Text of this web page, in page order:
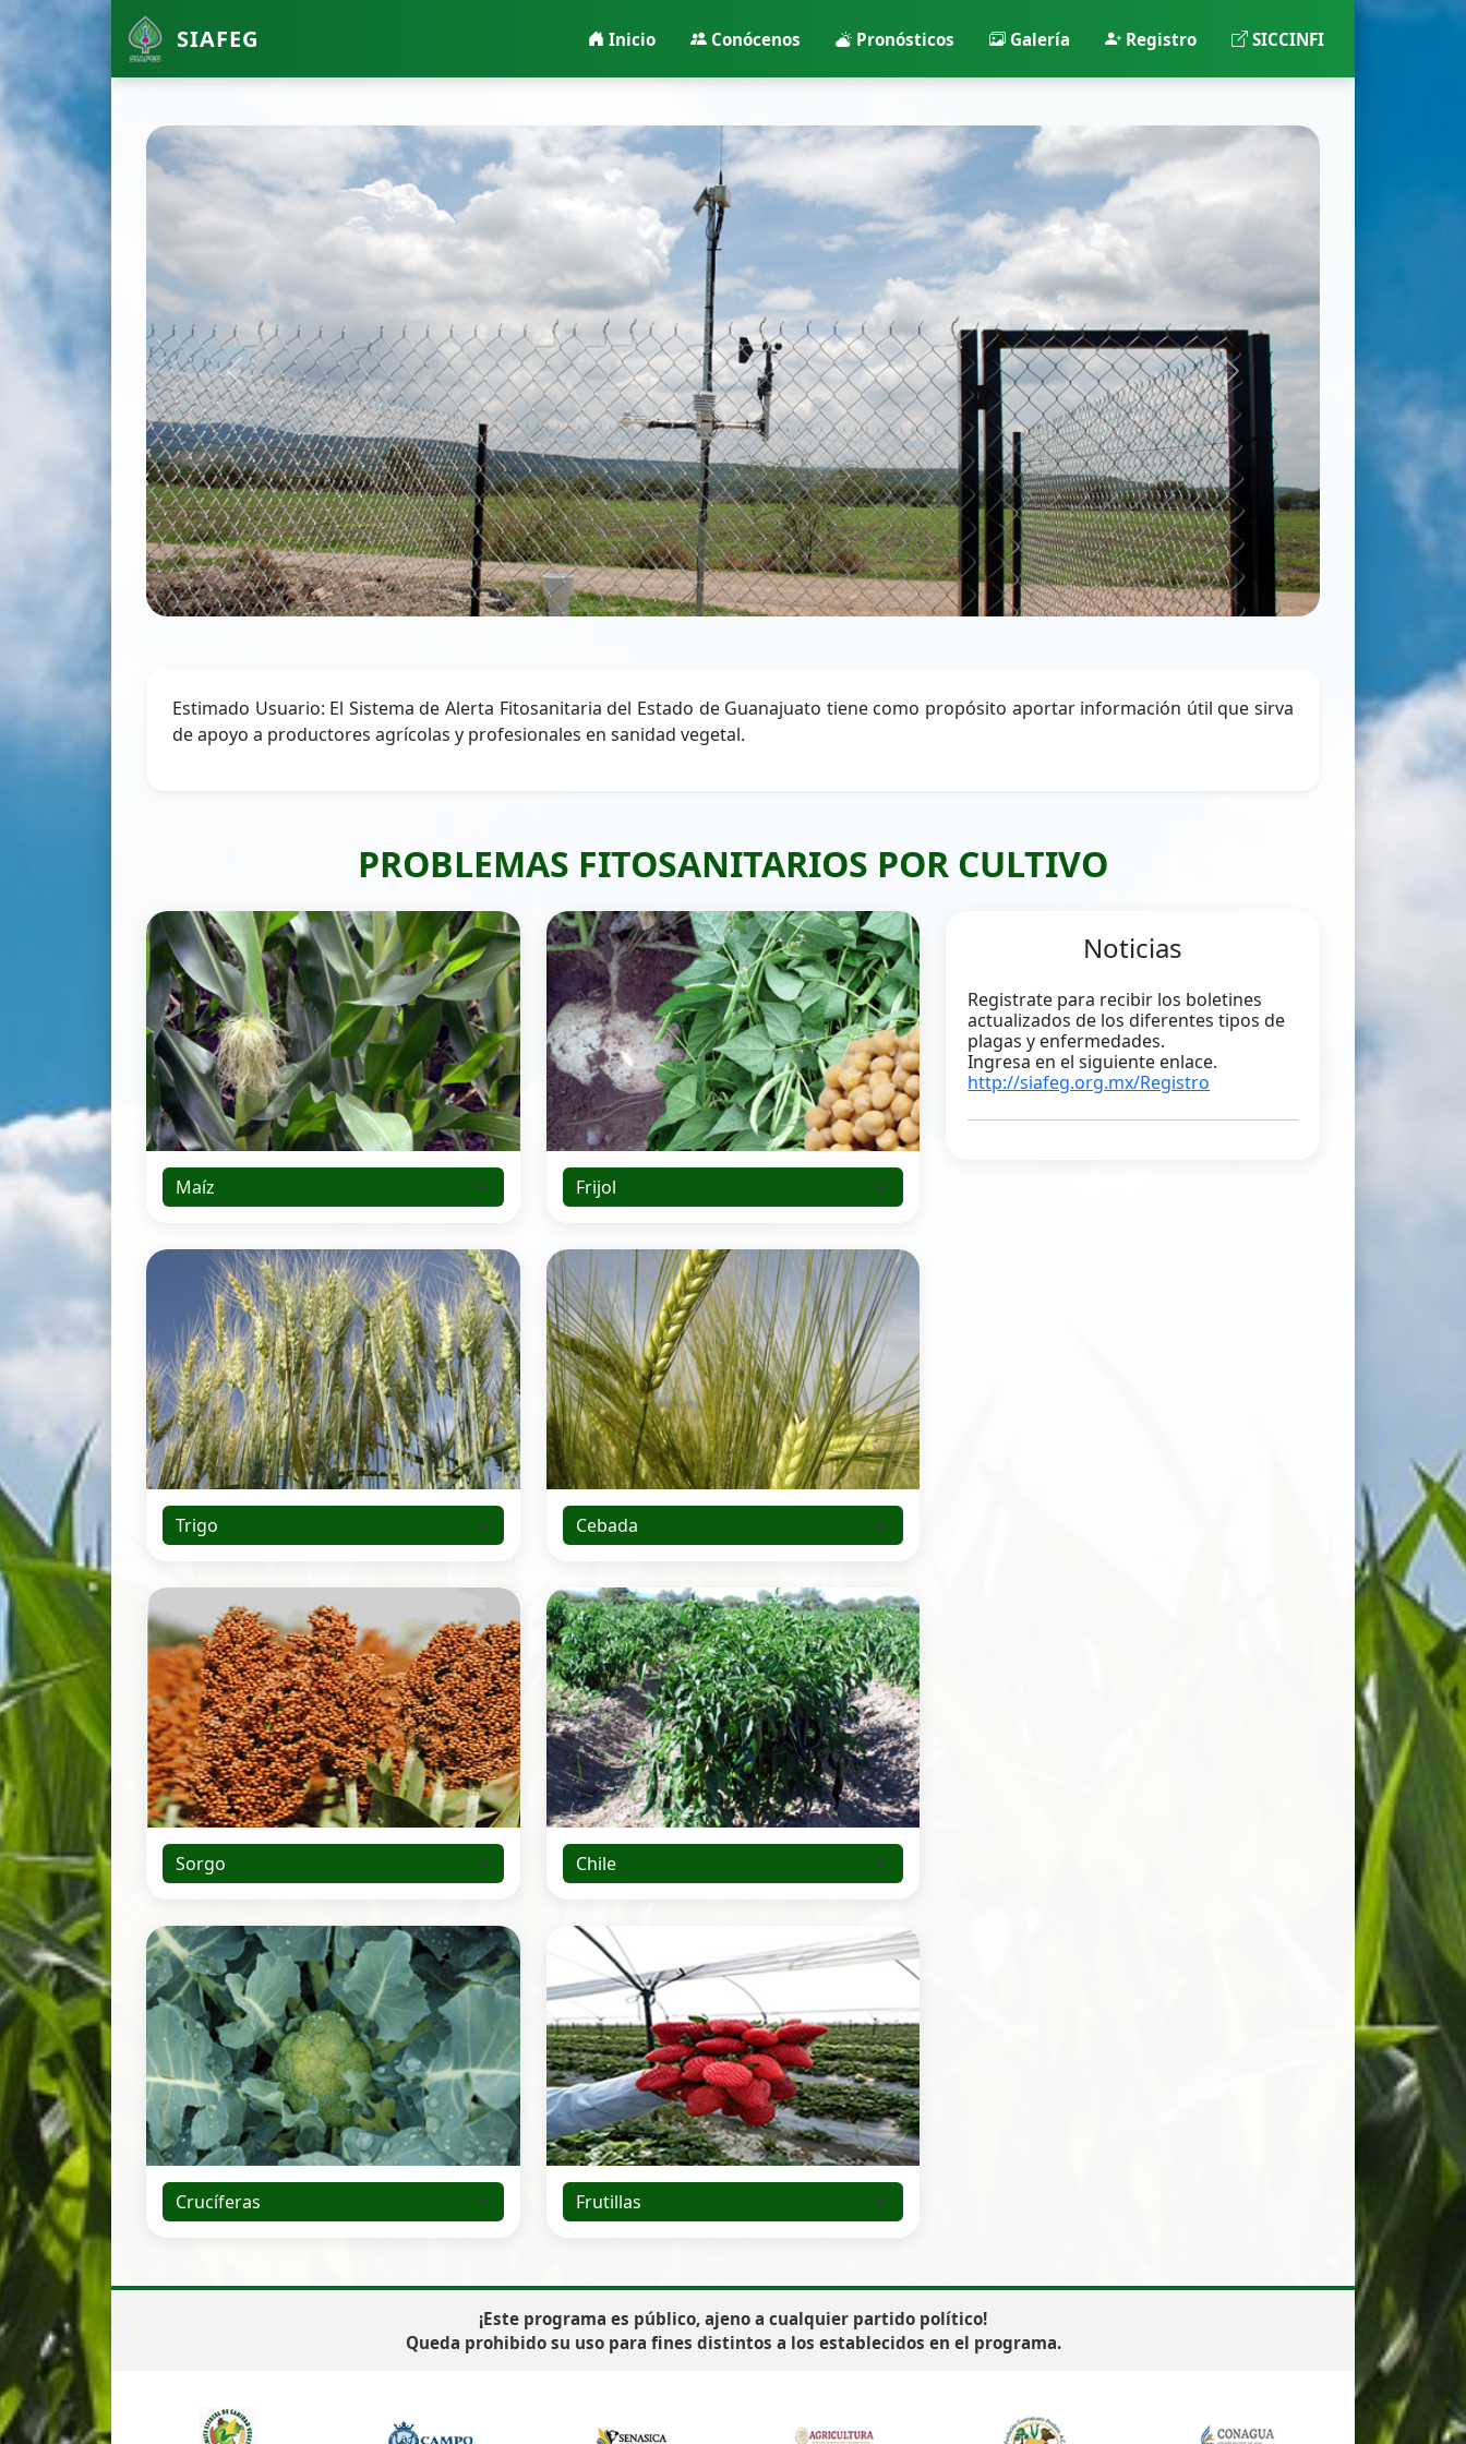
SIAFEG Inicio Conócenos Pronósticos Galería Registro SICCINFI
Estimado Usuario: El Sistema de Alerta Fitosanitaria del Estado de Guanajuato tiene como propósito aportar información útil que sirva
de apoyo a productores agrícolas y profesionales en sanidad vegetal.
PROBLEMAS FITOSANITARIOS POR CULTIVO
Noticias
Actualizaciones de plagas una vez por
semana como lo es pulgón amarillo,
gusano cogollero, palomilla dorso
diamante entre otras. Además de las
diferentes enfermedades de acuerdo a
veces por semana como es
¡Este programa es público, ajeno a cualquier partido político!
Queda prohibido su uso para fines distintos a los establecidos en el programa.